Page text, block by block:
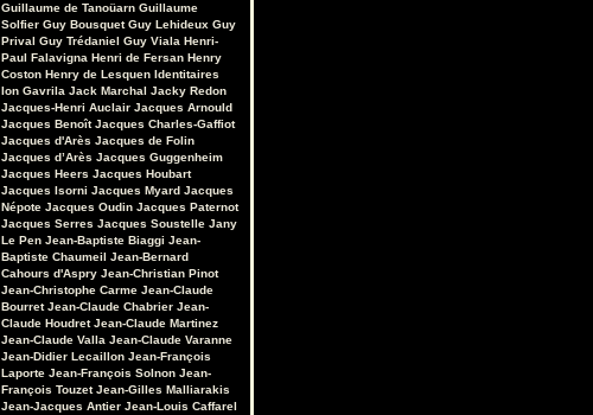
Guillaume de Tanoüarn Guillaume
Solfier Guy Bousquet Guy Lehideux Guy
Prival Guy Trédaniel Guy Viala Henri-
Paul Falavigna Henri de Fersan Henry
Coston Henry de Lesquen Identitaires
Ion Gavrila Jack Marchal Jacky Redon
Jacques-Henri Auclair Jacques Arnould
Jacques Benoît Jacques Charles-Gaffiot
Jacques d'Arès Jacques de Folin
Jacques d’Arès Jacques Guggenheim
Jacques Heers Jacques Houbart
Jacques Isorni Jacques Myard Jacques
Népote Jacques Oudin Jacques Paternot
Jacques Serres Jacques Soustelle Jany
Le Pen Jean-Baptiste Biaggi Jean-
Baptiste Chaumeil Jean-Bernard
Cahours d'Aspry Jean-Christian Pinot
Jean-Christophe Carme Jean-Claude
Bourret Jean-Claude Chabrier Jean-
Claude Houdret Jean-Claude Martinez
Jean-Claude Valla Jean-Claude Varanne
Jean-Didier Lecaillon Jean-François
Laporte Jean-François Solnon Jean-
François Touzet Jean-Gilles Malliarakis
Jean-Jacques Antier Jean-Louis Caffarel